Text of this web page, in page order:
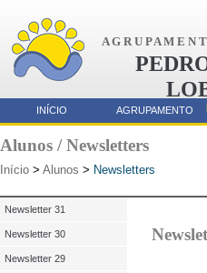
A G R U P A M E N
Alunos / Newsletters
Início > Alunos > Newsletters
Parcerias
Newsletter 31
Newsletter 30
Newsletter 29
INÍCIO AGRUPAMENTO